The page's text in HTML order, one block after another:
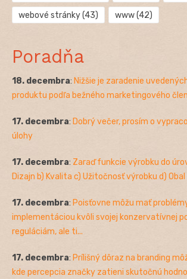
webové stránky(43) www(42)
Poradňa
18. decembra: Nižšie je zaradenie
produktu podľa bežného marketingového
17. decembra: Dobrý večer, prosím o
úlohy
17. decembra: Zaraď funkcie výrobku do
Dizajn b) Kvalita c) Užitočnosť výrobku d) Obal
17. decembra: Poisťovne môžu mať
implementáciou kvôli svojej konzervatívnej
reguláciám, ale ti...
17. decembra: Prílišný dôraz na branding
kde percepcia značky zatieni skutočnú